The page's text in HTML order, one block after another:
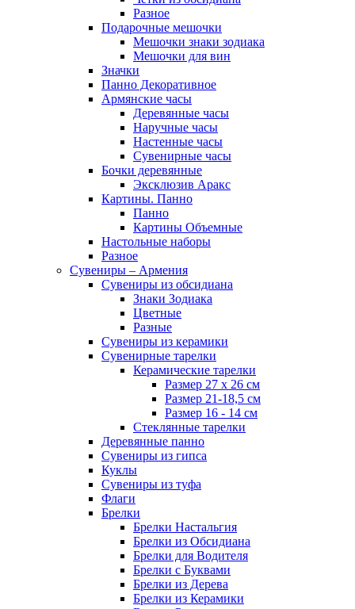
Разное
Подарочные мешочки
Мешочки знаки зодиака
Мешочки для вин
Значки
Панно Декоративное
Армянские часы
Деревянные часы
Наручные часы
Настенные часы
Сувенирные часы
Бочки деревянные
Эксклюзив Аракс
Картины. Панно
Панно
Картины Объемные
Настольные наборы
Разное
Сувениры – Армения
Сувениры из обсидиана
Знаки Зодиака
Цветные
Разные
Сувениры из керамики
Сувенирные тарелки
Керамические тарелки
Размер 27 х 26 см
Размер 21-18,5 см
Размер 16 - 14 см
Стеклянные тарелки
Деревянные панно
Сувениры из гипса
Куклы
Сувениры из туфа
Флаги
Брелки
Брелки Настальгия
Брелки из Обсидиана
Брелки для Водителя
Брелки с Буквами
Брелки из Дерева
Брелки из Керамики